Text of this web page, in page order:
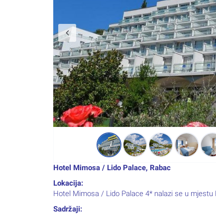
Hotel Mimosa / Lido Palace, Rabac
Lokacija:
Hotel Mimosa / Lido Palace 4* nalazi se u
Sadržaji: